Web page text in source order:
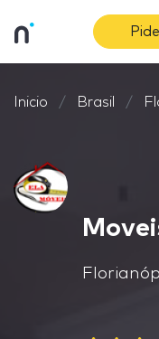
Inicio Brasil